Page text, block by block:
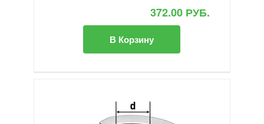
372.00 РУБ.
В Корзину